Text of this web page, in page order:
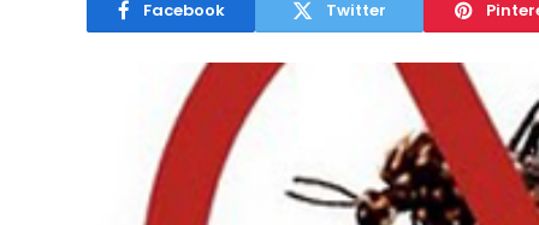
Facebook Twitter